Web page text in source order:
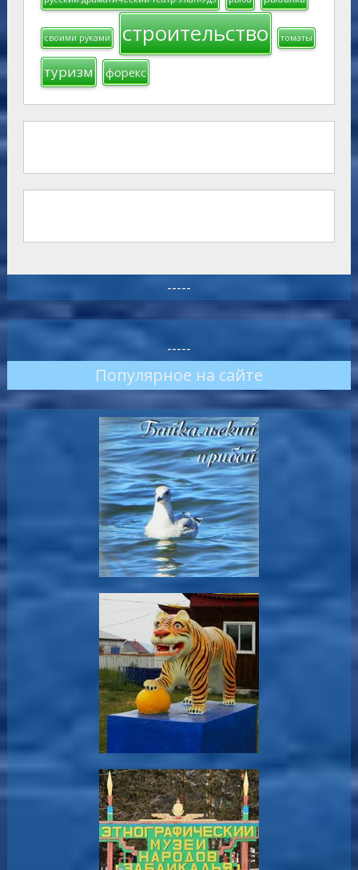
своими руками строительство томаты
туризм форекс
-----
-----
Популярное на сайте